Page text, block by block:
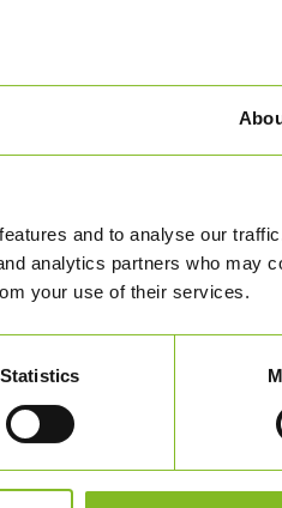
and to analyse our
analytics partners who may
your use of their services.
Statistics
i
og